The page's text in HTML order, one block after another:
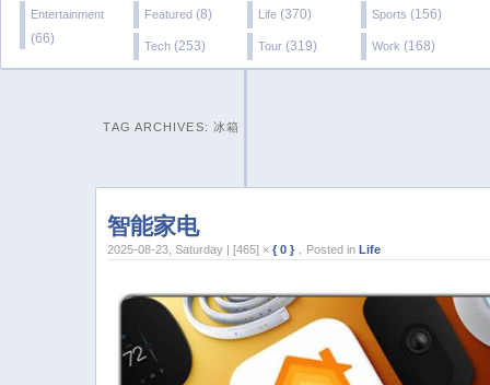
Entertainment
(66)
Featured (8) Life (370) Sports (156)
Tech (253) Tour (319) Work (168)
TAG ARCHIVES: 冰箱
智能家电
2025-08-23, Saturday | [465] ×{ 0 } ，Posted inLife